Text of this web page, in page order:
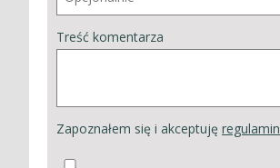
Treść komentarza
Zapoznałem się i akceptuję regulamin